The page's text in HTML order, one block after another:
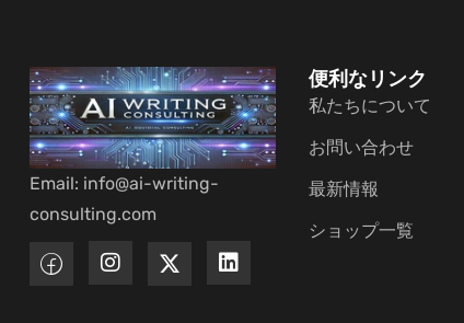
Email: info@ai-writing-
consulting.com
便利なリンク
私たちについて
お問い合わせ
最新情報
ショップ一覧